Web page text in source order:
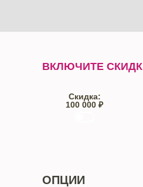
ВКЛЮЧИТЕ
Скидка:
100 000 ₽
ОПЦИИ